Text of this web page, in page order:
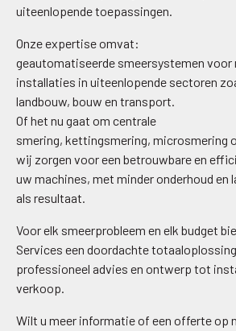
uiteenlopende toepassingen.
Onze expertise omvat:
geautomatiseerde smeersystemen voor
installaties in uiteenlopende sectoren
landbouw, bouw en transport.
Of het nu gaat om centrale
smering, kettingsmering, microsmering
wij zorgen voor een betrouwbare en
uw machines, met minder onderhoud en
als resultaat.
Voor elk smeerprobleem en elk budget
Services een doordachte
professioneel advies en ontwerp tot
verkoop.
Wilt u meer informatie of een offerte op